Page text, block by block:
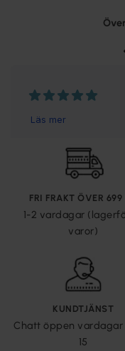
FRI FRAKT ÖVER 699
1-2 vardagar
varor)
KUNDTJÄNST
Chatt öppen vardagar
15